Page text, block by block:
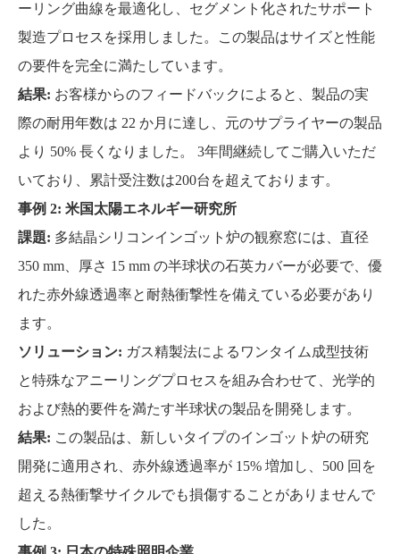
ーリング曲線を最適化し、セグメント化されたサポート
製造プロセスを採用しました。この製品はサイズと性能
の要件を完全に満たしています。
結果: お客様からのフィードバックによると、製品の実
際の耐用年数は 22 か月に達し、元のサプライヤーの製品
より 50% 長くなりました。 3年間継続してご購入いただ
いており、累計受注数は200台を超えております。
事例 2: 米国太陽エネルギー研究所
課題: 多結晶シリコンインゴット炉の観察窓には、直径
350 mm、厚さ 15 mm の半球状の石英カバーが必要で、優
れた赤外線透過率と耐熱衝撃性を備えている必要があり
ます。
ソリューション: ガス精製法によるワンタイム成型技術
と特殊なアニーリングプロセスを組み合わせて、光学的
および熱的要件を満たす半球状の製品を開発します。
結果: この製品は、新しいタイプのインゴット炉の研究
開発に適用され、赤外線透過率が 15% 増加し、500 回を
超える熱衝撃サイクルでも損傷することがありませんで
した。